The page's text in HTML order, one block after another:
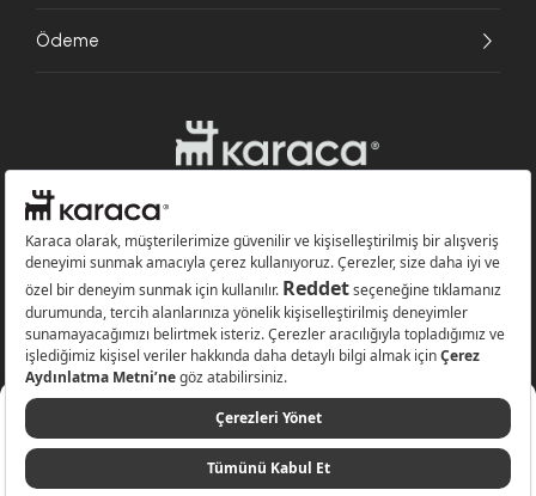
149,99 TL
Sepete Ekle
Ödeme
Websitesinde kullanılan bazı görseller yapay zekâ (AI) ile üretilmiştir.
Karaca.com © 2026 - Karaca Züccaciye A.Ş. Tüm hakları saklıdır.